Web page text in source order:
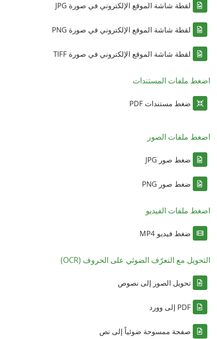
لقطة شاشة الموقع الإلكتروني في صورة JPG
لقطة شاشة الموقع الإلكتروني في صورة PNG
لقطة شاشة الموقع الإلكتروني في صورة TIFF
اضغط ملفات المستندات
ضغط مستندات PDF
اضغط ملفات الصور
ضغط صور JPG
ضغط صور PNG
اضغط ملفات الفيديو
ضغط فيديو MP4
التحويل مع التعرّف الضوئي على الحروف (OCR)
تحويل الصور إلى نصوص
PDF إلى وورد
صفحة ممسوحة ضوئياً إلى نص